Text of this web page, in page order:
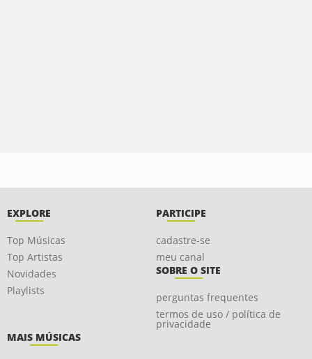
EXPLORE
Top Músicas
Top Artistas
Novidades
Playlists
PARTICIPE
cadastre-se
meu canal
SOBRE O SITE
perguntas frequentes
termos de uso / política de
privacidade
MAIS MÚSICAS